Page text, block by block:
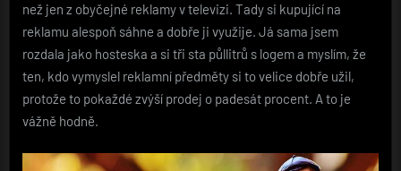
než jen z obyčejné reklamy v televizi. Tady si kupující na
reklamu alespoň sáhne a dobře ji využije. Já sama jsem
rozdala jako hosteska a si tři sta půllitrů s logem a myslím, že
ten, kdo vymyslel reklamní předměty si to velice dobře užil,
protože to pokaždé zvýší prodej o padesát procent. A to je
vážně hodně.